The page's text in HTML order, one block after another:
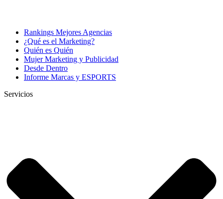
Rankings Mejores Agencias
¿Qué es el Marketing?
Quién es Quién
Mujer Marketing y Publicidad
Desde Dentro
Informe Marcas y ESPORTS
Servicios